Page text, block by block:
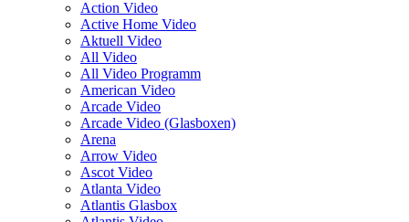
Action Video
Active Home Video
Aktuell Video
All Video
All Video Programm
American Video
Arcade Video
Arcade Video (Glasboxen)
Arena
Arrow Video
Ascot Video
Atlanta Video
Atlantis Glasbox